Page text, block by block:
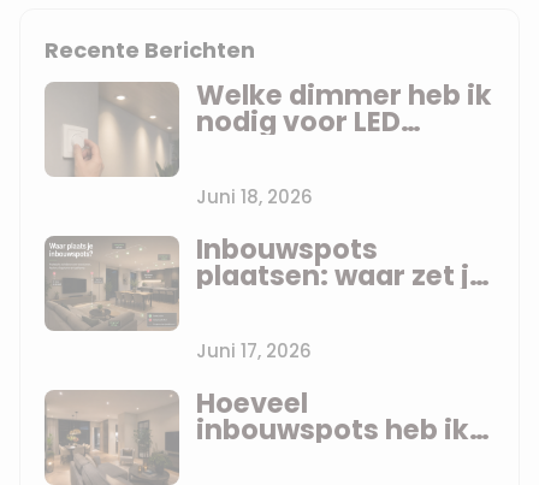
Recente Berichten
Welke dimmer heb ik
nodig voor LED
Juni 18, 2026
Inbouwspots
plaatsen: waar zet je
Juni 17, 2026
Hoeveel
inbouwspots heb ik